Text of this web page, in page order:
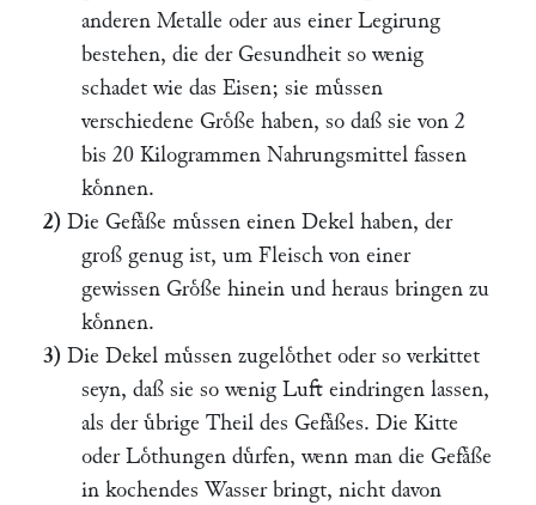
anderen Metalle oder aus einer Legirung
bestehen, die der Gesundheit so wenig
schadet wie das Eisen; sie muͤssen
verschiedene Groͤße haben, so daß sie von 2
bis 20 Kilogrammen Nahrungsmittel fassen
koͤnnen.
2) Die Gefaͤße muͤssen einen Dekel haben, der
groß genug ist, um Fleisch von einer
gewissen Groͤße hinein und heraus bringen zu
koͤnnen.
3) Die Dekel muͤssen zugeloͤthet oder so verkittet
seyn, daß sie so wenig Luft eindringen lassen,
als der uͤbrige Theil des Gefaͤßes. Die Kitte
oder Loͤthungen duͤrfen, wenn man die Gefaͤße
in kochendes Wasser bringt, nicht davon